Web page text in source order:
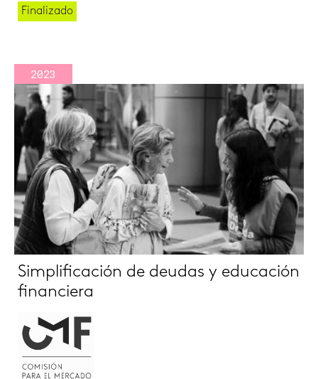
Finalizado
2023
Simplificación de deudas y educación
financiera